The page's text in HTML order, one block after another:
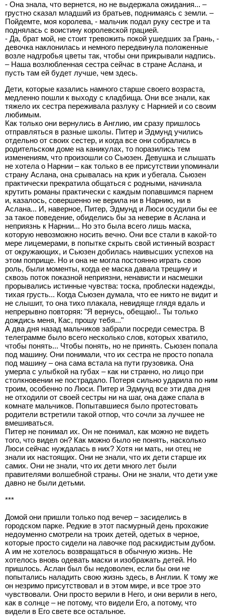
- Она знала, что вернется, но не выдержала ожидания... –
грустно сказал младший из братьев, поднимаясь с земли. –
Пойдемте, моя королева, - мальчик подал руку сестре и та
поднялась с воистину королевской грацией.
- Да, брат мой, не стоит тревожить покой ушедших за Грань, -
девочка наклонилась и немного передвинула положенные
возле надгробья цветы так, чтобы они прикрывали надпись.
– Наша возлюбленная сестра сейчас в стране Аслана, и
пусть там ей будет лучше, чем здесь.
Дети, которые казались намного старше своего возраста,
медленно пошли к выходу с кладбища. Они все знали, как
тяжело их сестра переживала разлуку с Нарнией и со своим
любимым.
Как только они вернулись в Англию, им сразу пришлось
отправляться в разные школы. Питер и Эдмунд учились
отдельно от своих сестер, и когда все они собрались в
родительском доме на каникулах, то поразились тем
изменениям, что произошли со Сьюзен. Девушка и слышать
не хотела о Нарнии – как только в ее присутствии упоминали
страну Аслана, она срывалась на крик и убегала. Сьюзен
практически прекратила общаться с родными, начинала
крутить романы практически с каждым попавшимся парнем
и, казалось, совершенно не верила ни в Нарнию, ни в
Аслана... И, наверное, Питер, Эдмунд и Люси осудили бы ее
за такое поведение, обиделись бы за неверие в Аслана и
неприязнь к Нарнии... Но это была всего лишь маска,
которую невозможно носить вечно. Они все стали в какой-то
мере лицемерами, в попытке скрыть свой истинный возраст
от окружающих, и Сьюзен добилась наивысших успехов на
этом поприще. Но и она не могла постоянно играть свою
роль, были моменты, когда ее маска давала трещину и
сквозь поток показной неприязни, ненависти и насмешки
прорывались истинные чувства: тоска, проблески надежды,
тихая грусть... Когда Сьюзен думала, что ее никто не видит и
не слышит, то она тихо плакала, невидяще глядя вдаль и
непрерывно повторяя: "Я вернусь, обещаю!.. Ты только
дождись меня, Кас, прошу тебя..."
А два дня назад мальчиков забрали посреди семестра. В
телеграмме было всего несколько слов, которых хватило,
чтобы понять... Чтобы понять, но не принять. Сьюзен попала
под машину. Они понимали, что их сестра не просто попала
под машину – она сама встала на пути грузовика. Она
умерла с улыбкой на губах – как ни странно, но лицо при
столкновении не пострадало. Потеря сильно ударила по ним
троим, особенно по Люси. Питер и Эдмунд все эти два дня
не отходили от своей сестры ни на шаг, она даже спала в
комнате мальчиков. Попытавшиеся было протестовать
родители встретили такой отпор, что сочли за лучшее не
вмешиваться.
Питер не понимал их. Он не понимал, как можно не видеть
того, что видел он? Как можно было не понять, насколько
Люси сейчас нуждалась в них? Хотя ни мать, ни отец не
знали их настоящих. Они не знали, что их дети старше их
самих. Они не знали, что их дети много лет были
правителями волшебной страны. Они не знали, что дети уже
давно не были детьми.
***
Домой они пришли только под вечер – засиделись в
городском парке. Редкие в этот пасмурный день прохожие
недоуменно смотрели на троих детей, одетых в черное,
которые просто сидели на лавочке под раскидистым дубом.
А им не хотелось возвращаться в обычную жизнь. Не
хотелось вновь одевать маски и изображать детей. Но
пришлось. Аслан был бы недоволен, если бы они не
попытались наладить свою жизнь здесь, в Англии. К тому же
он незримо присутствовал и в этом мире, и все трое это
чувствовали. Они просто верили в Него, и они верили в него,
как в солнце – не потому, что видели Его, а потому, что
видели в Его свете все остальное.